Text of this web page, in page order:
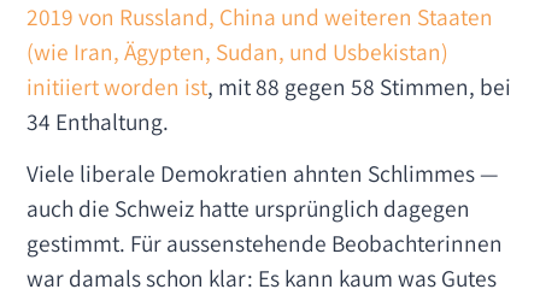
2019 von Russland, China und weiteren Staaten
(wie Iran, Ägypten, Sudan, und Usbekistan)
initiiert worden ist, mit 88 gegen 58 Stimmen, bei
34 Enthaltung.
Viele liberale Demokratien ahnten Schlimmes —
auch die Schweiz hatte ursprünglich dagegen
gestimmt. Für aussenstehende Beobachterinnen
war damals schon klar: Es kann kaum was Gutes